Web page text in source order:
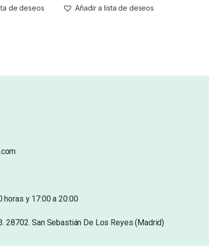
de deseos Añadir a lista de deseos
horas y 17:00 a 20:00
28702. San Sebastián De Los Reyes (Madrid)